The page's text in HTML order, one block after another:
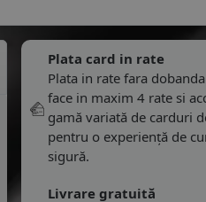
Plata card in rate
Plata in rate fara
face in maxim 4 rate si
gamă variată de carduri
pentru o experiență de
sigură.
Livrare gratuită